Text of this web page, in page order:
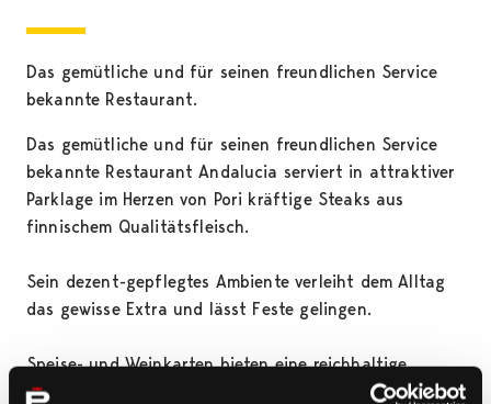
Das gemütliche und für seinen freundlichen Service
bekannte Restaurant.
Das gemütliche und für seinen freundlichen Service
bekannte Restaurant Andalucia serviert in attraktiver
Parklage im Herzen von Pori kräftige Steaks aus
finnischem Qualitätsfleisch.
Sein dezent-gepflegtes Ambiente verleiht dem Alltag
das gewisse Extra und lässt Feste gelingen.
Speise- und Weinkarten bieten eine reichhaltige
Auswahl mit Alternativen für jeden Geschmack.